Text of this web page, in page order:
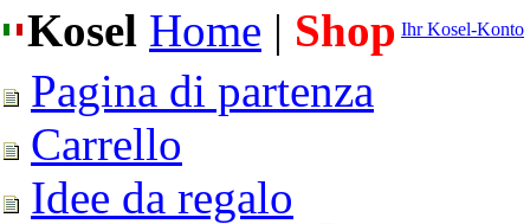
Kosel Home | Shop Ihr Kosel-Konto
Pagina di partenza
Carrello
Idee da regalo